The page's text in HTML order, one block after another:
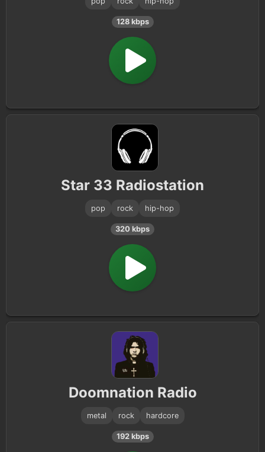
128 kbps
Star 33 Radiostation
pop rock hip-hop
320 kbps
Doomnation Radio
metal rock hardcore
192 kbps